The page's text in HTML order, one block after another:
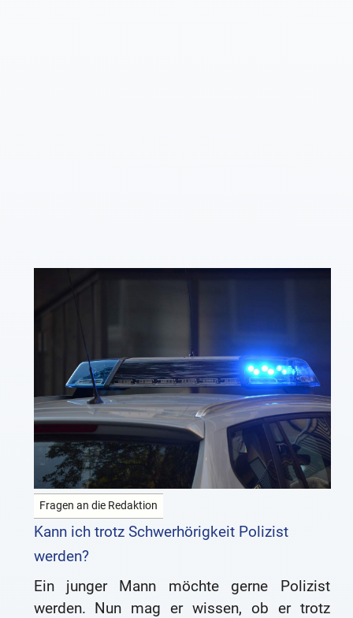
Fragen an die Redaktion
Kann ich trotz Schwerhörigkeit Polizist
werden?
Ein junger Mann möchte gerne Polizist
werden. Nun mag er wissen, ob er trotz